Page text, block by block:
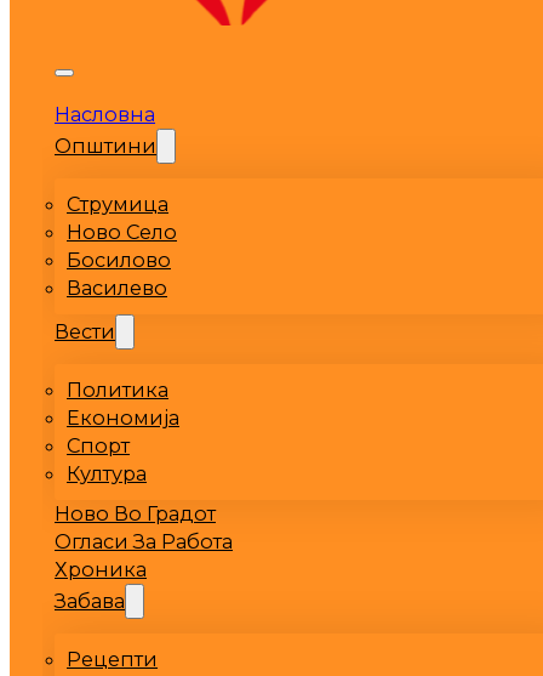
Насловна
Општини
Струмица
Ново Село
Босилово
Василево
Вести
Политика
Економија
Спорт
Култура
Ново Во Градот
Огласи За Работа
Хроника
Забава
Рецепти